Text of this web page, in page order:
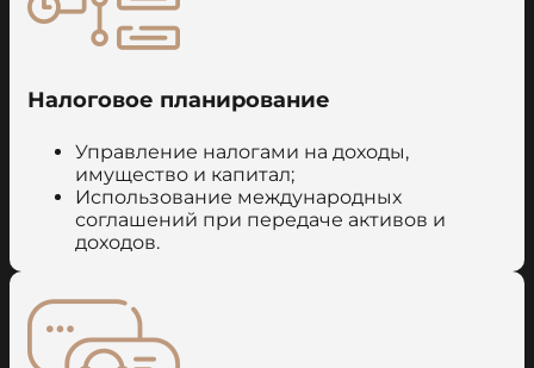
Налоговое планирование
Управление налогами на доходы,
имущество и капитал;
Использование международных
соглашений при передаче активов и
доходов.